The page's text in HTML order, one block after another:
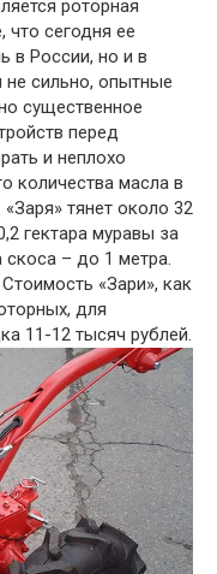
роторная
что сегодня ее
в России, но и в
не сильно, опытные
существенное
перед
и неплохо
количества масла в
тянет около 32
гектара муравы за
– до 1 метра.
«Зари», как
для
11-12 тысяч рублей.